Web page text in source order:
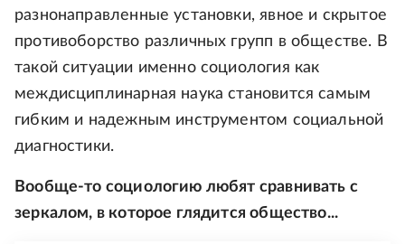
разнонаправленные установки, явное и скрытое
противоборство различных групп в обществе. В
такой ситуации именно социология как
междисциплинарная наука становится самым
гибким и надежным инструментом социальной
диагностики.
Вообще-то социологию любят сравнивать с
зеркалом, в которое глядится общество...